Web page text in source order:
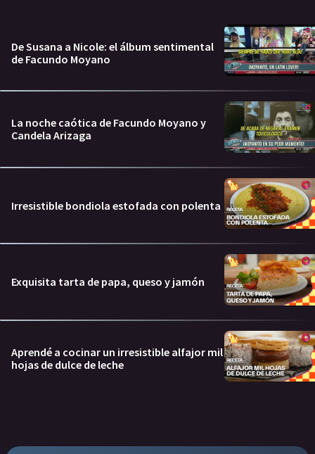
De Susana a Nicole: el álbum sentimental
de Facundo Moyano
La noche caótica de Facundo Moyano y
Candela Arizaga
Irresistible bondiola estofada con polenta
Exquisita tarta de papa, queso y jamón
Aprendé a cocinar un irresistible alfajor mil
hojas de dulce de leche